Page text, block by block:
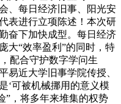
、每日经济旧事、阳光安
表进行立项陈述！本次研
奋下加快成型。每日经济
大“效率盈利”的同时，特
配合守护数字学问生
易近大学旧事学院传授、
‘可被机械挪用的意义模
”，将多年来堆集的权势